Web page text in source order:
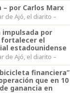
– por Carlos Marx
de Ajó, el diarito –
impulsada por
el
estadounidense
de Ajó, el diarito –
financiera”
que en 10
ganancia en